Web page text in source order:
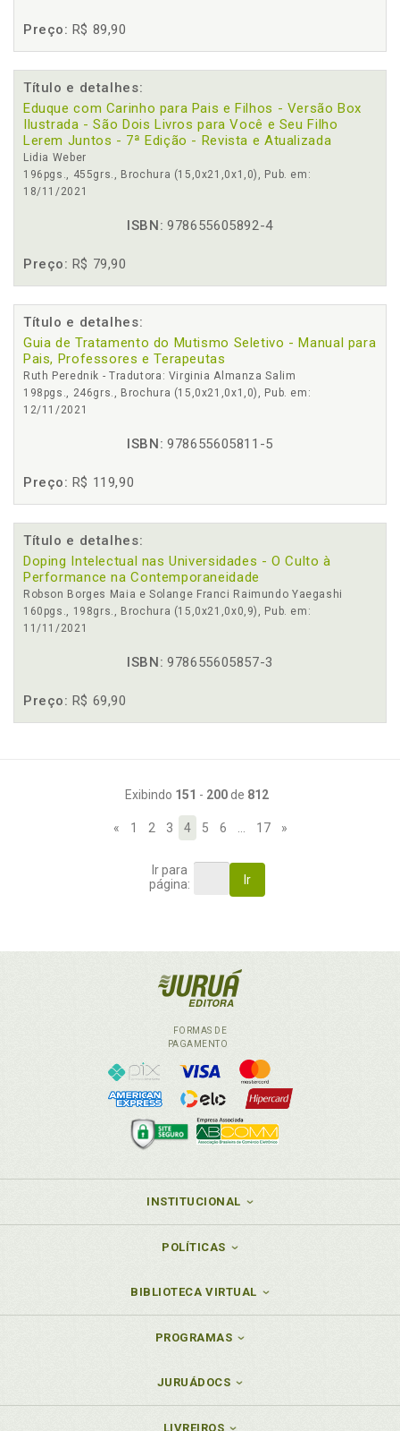
Preço: R$ 89,90
Título e detalhes:
Eduque com Carinho para Pais e Filhos - Versão Box
Ilustrada - São Dois Livros para Você e Seu Filho
Lerem Juntos - 7ª Edição - Revista e Atualizada
Lidia Weber
196pgs., 455grs., Brochura (15,0x21,0x1,0), Pub. em:
18/11/2021
ISBN: 978655605892-4
Preço: R$ 79,90
Título e detalhes:
Guia de Tratamento do Mutismo Seletivo - Manual para
Pais, Professores e Terapeutas
Ruth Perednik - Tradutora: Virginia Almanza Salim
198pgs., 246grs., Brochura (15,0x21,0x1,0), Pub. em:
12/11/2021
ISBN: 978655605811-5
Preço: R$ 119,90
Título e detalhes:
Doping Intelectual nas Universidades - O Culto à
Performance na Contemporaneidade
Robson Borges Maia e Solange Franci Raimundo Yaegashi
160pgs., 198grs., Brochura (15,0x21,0x0,9), Pub. em:
11/11/2021
ISBN: 978655605857-3
Preço: R$ 69,90
Exibindo 151 - 200de 812
« 1 2 3 4 5 6 17 »
Ir para
página:
Ir
FORMAS DE
PAGAMENTO
INSTITUCIONAL
POLÍTICAS
BIBLIOTECA VIRTUAL
PROGRAMAS
JURUÁDOCS
LIVREIROS